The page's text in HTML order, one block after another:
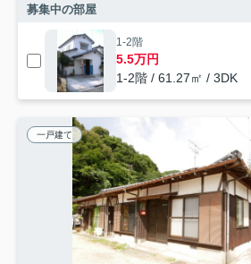
募集中の部屋
1-2階
5.5万円
1-2階 / 61.27㎡ / 3DK
一戸建て